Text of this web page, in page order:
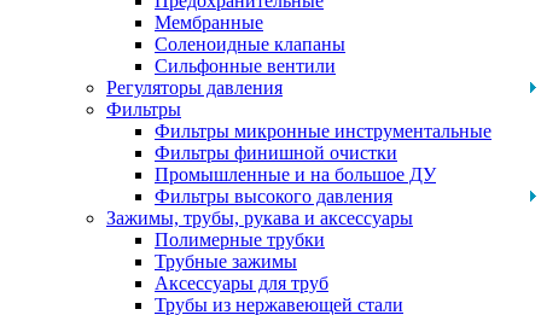
Мембранные
Соленоидные клапаны
Сильфонные вентили
Регуляторы давления
Фильтры
Фильтры микронные инструментальные
Фильтры финишной очистки
Промышленные и на большое ДУ
Фильтры высокого давления
Зажимы, трубы, рукава и аксессуары
Полимерные трубки
Трубные зажимы
Аксессуары для труб
Трубы из нержавеющей стали